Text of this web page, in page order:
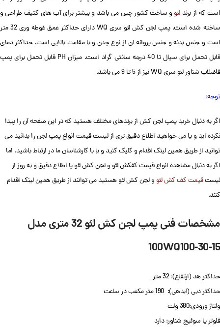
است که از برندلئوو ساخت کشور چین می باشد و بیشتر برای آب های کثیف طراحی و
ساخته شده است. پمپ لجن کش لئو سری WQ دارای حداکثر عمق غوطه وری 32 متر
است و جنس بدنه و جنس پروانه آن از نوع چدن و با مقامت بالایی است. حداکثر دمای
قابل تحمل برای سیال تا 40 درجه سانتی گراد است. میزان PH قابل تحمل برای پمپ
فاضلاب شناور لئو سری WQ نیز از 5 تا 9 می باشد.
توجه:
اگر به دنبال خرید پمپ لجن کش از برندهای مختلف هستید که در این صفحه آن را پیدا
نکرده اید و یا می خواهید اطلاع دقیق تری از لیست قیمت انواع پمپ لجن را بدانید می
توانید از طریق همین لینک اقدام و کلیک کنید و یا با کارشناسان ما در ارتباط باشید. اما
اگر به دنبال مشاهده انواع قیمت کفکش لئو و لجن کش لئو یا اطلاع دقیق و به روز از
لیستقیمت کف کش لئوو لجن کش لئو هستید می توانند از طریق همین لینک اقدام
کنند.
مشخصات فنی پمپ لجن کش لئو 32 متری مدل
100WQ100-30-15
حداکثر هد (ارتفاع): 32 متر
حداکثر دبی (آبدهی): 190 متر مکعب در ساعت
ولتاژ ورودی:380 ولت
فلوتر یا سوئیچ شناور: دارد